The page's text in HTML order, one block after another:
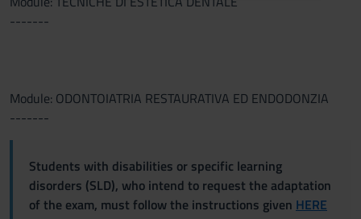
-------
Module: ODONTOIATRIA RESTAURATIVA ED ENDODONZIA
-------
Students with disabilities or specific learning
disorders (SLD), who intend to request the adaptation
of the exam, must follow the instructions given HERE